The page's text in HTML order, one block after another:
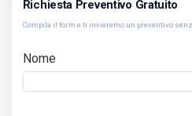
Richiesta Preventivo Gratuito
Compila il form e ti invieremo un preventivo
Nome